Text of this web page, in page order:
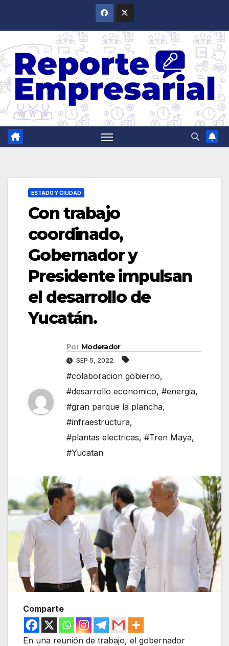
ESTADO Y CIUDAD
Con trabajo
coordinado,
Gobernador y
Presidente impulsan
el desarrollo de
Yucatán.
Por Moderador
SEP 5, 2022
#colaboracion gobierno,
#desarrollo economico, #energia,
#gran parque la plancha,
#infraestructura,
#plantas electricas, #Tren Maya,
#Yucatan
Comparte
En una reunión de trabajo, el gobernador